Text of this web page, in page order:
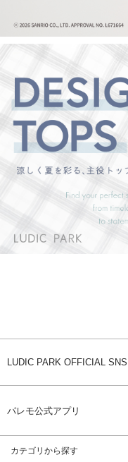
LUDIC PARK OFFICIAL SNS
パレモ公式アプリ
カテゴリから探す